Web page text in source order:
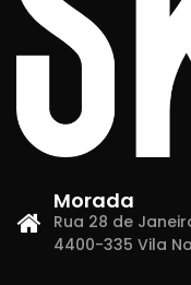
Morada
Rua 28 de
4400-335 Vila